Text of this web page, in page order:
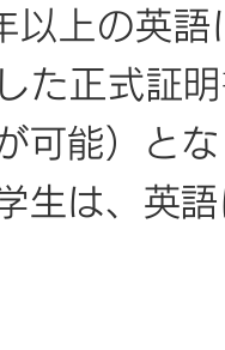
以上の英
た正式証
可能）と
生は、英